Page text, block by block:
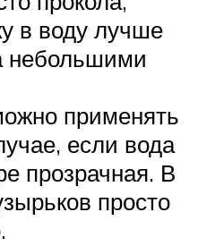
в воду лучше
небольшими
применять
если вода
прозрачная. В
просто